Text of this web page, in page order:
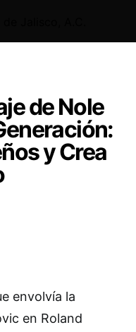
de Nole
y Crea
envolvía la
en Roland